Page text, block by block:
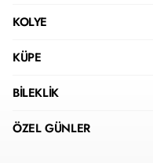
KOLYE
KÜPE
BİLEKLİK
ÖZEL GÜNLER